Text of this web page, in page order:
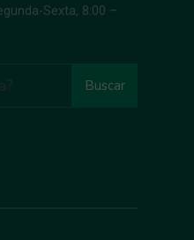
Sexta, 8:00 –
Buscar